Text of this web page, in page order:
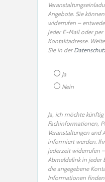
Angebote. Sie
widerrufen –
jeder E-Mail oder
Kontaktadresse.
Sie in der
Ja
Nein
Ja, ich möchte
Fachinformationen,
Veranstaltungen und
informiert werden.
jederzeit widerrufen
Abmeldelink in jeder
die angegebene
Informationen